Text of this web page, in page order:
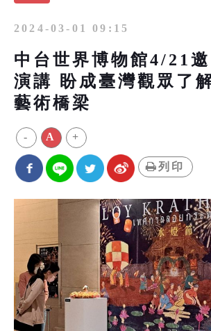
2024-03-01 09:15
中台世界博物館4/21
演講 盼成臺灣觀眾了
藝術橋梁
- A +
列印